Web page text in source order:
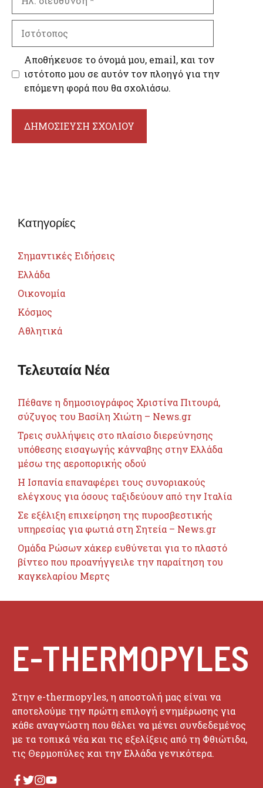
διεύθυνση
Αποθήκευσε το όνομά μου, email, και τον
ιστότοπο μου σε αυτόν τον πλοηγό για την
επόμενη φορά που θα σχολιάσω.
Κατηγορίες
Σημαντικές Ειδήσεις
Ελλάδα
Οικονομία
Κόσμος
Αθλητικά
Τελευταία Νέα
Πέθανε η δημοσιογράφος Χριστίνα Πιτουρά,
σύζυγος του Βασίλη Χιώτη – News.gr
Τρεις συλλήψεις στο πλαίσιο διερεύνησης
υπόθεσης εισαγωγής κάνναβης στην Ελλάδα
μέσω της αεροπορικής οδού
H Ισπανία επαναφέρει τους συνοριακούς
ελέγχους για όσους ταξιδεύουν από την Ιταλία
Σε εξέλιξη επιχείρηση της πυροσβεστικής
υπηρεσίας για φωτιά στη Σητεία – News.gr
Ομάδα Ρώσων χάκερ ευθύνεται για το πλαστό
βίντεο που προανήγγειλε την παραίτηση του
καγκελαρίου Μερτς
E-THERMOPYLES
Στην e-thermopyles, η αποστολή μας είναι να
αποτελούμε την πρώτη επιλογή ενημέρωσης για
κάθε αναγνώστη που θέλει να μένει συνδεδεμένος
με τα τοπικά νέα και τις εξελίξεις από τη Φθιώτιδα,
τις Θερμοπύλες και την Ελλάδα γενικότερα.